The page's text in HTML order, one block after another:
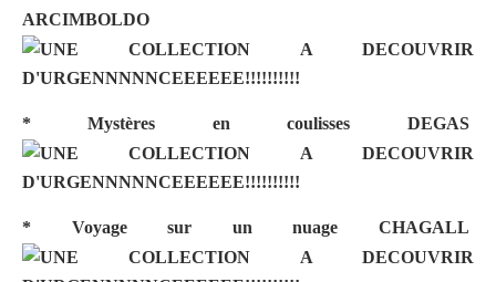
ARCIMBOLDO
* Mystères en coulisses DEGAS
* Voyage sur un nuage CHAGALL